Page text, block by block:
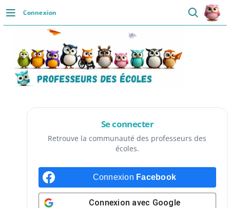
PasserConnexion
DÉCOUVRIR
Accueil
Se connecter
VIE PROFESSIONNELLE
Ressources
Lectures de livres
Se connecter
Retrouve la communauté des professeurs des
écoles.
Connexion Facebook
Connexion avec Google